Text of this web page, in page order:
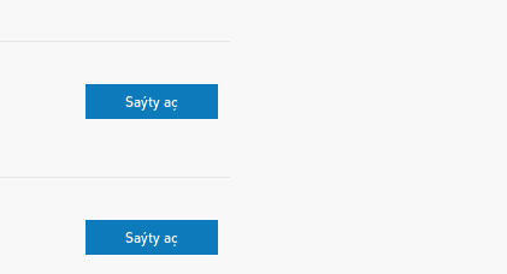
Saýty aç
Saýty aç